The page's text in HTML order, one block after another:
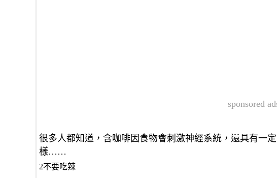
sponsored
很多人都知道，含咖啡因食物會刺激神經系統，還具有一
樣……
2不要吃辣